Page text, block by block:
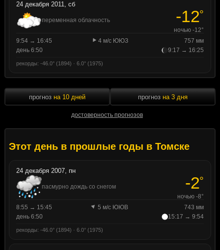
24 декабря 2011, сб
переменная облачность -12°
ночью -12°
9:54 → 16:45
4 м/с ЮЮЗ
757 мм
день 6:50
9:17 → 16:25
рекорды: -46.0° (1894) · 6.0° (1975)
прогноз на 10 дней
достоверность прогнозов
прогноз на 3 дня
Этот день в прошлые годы в Томске
24 декабря 2007, пн
пасмурно дождь со снегом -2°
ночью -8°
8:55 → 15:45
5 м/с ЮЮВ
743 мм
день 6:50
15:17 → 9:54
рекорды: -46.0° (1894) · 6.0° (1975)